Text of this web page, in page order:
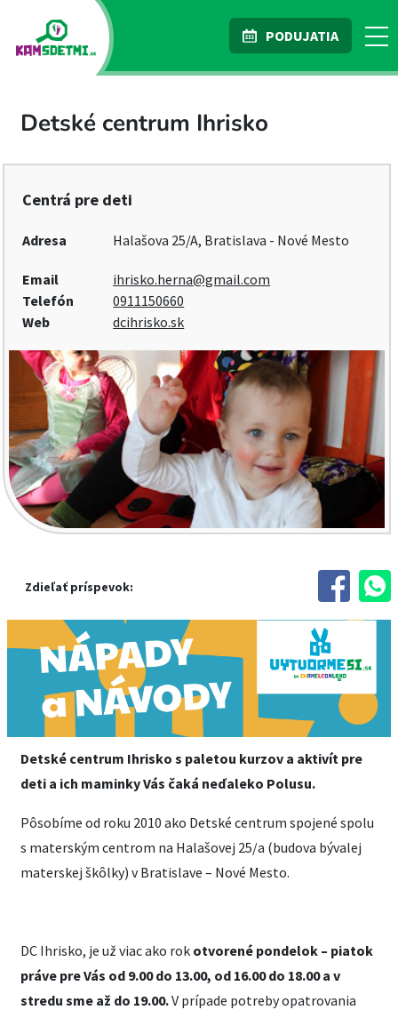
PODUJATIA
Detské centrum Ihrisko
Centrá pre deti
Adresa Halašova 25/A, Bratislava - Nové Mesto
Email
ihrisko.herna@gmail.com
Telefón
0911150660
Web
dcihrisko.sk
Zdieľať príspevok:
Detské centrum Ihrisko s paletou kurzov a aktivít pre
deti a ich maminky Vás čaká neďaleko Polusu.
Pôsobíme od roku 2010 ako Detské centrum spojené spolu
s materským centrom na Halašovej 25/a (budova bývalej
materskej škôlky) v Bratislave – Nové Mesto.
DC Ihrisko, je už viac ako rok otvorené pondelok – piatok
práve pre Vás od 9.00 do 13.00, od 16.00 do 18.00 a v
stredu sme až do 19.00.V prípade potreby opatrovania